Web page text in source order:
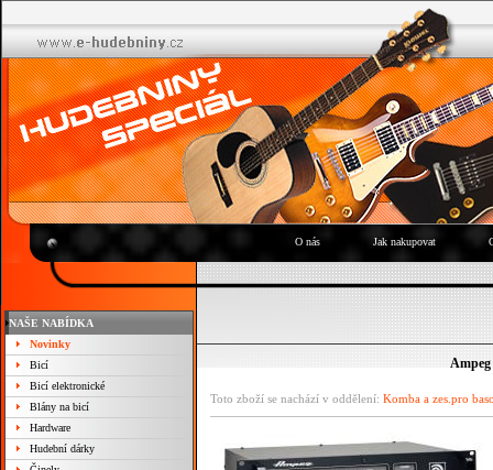
O nás Jak nakupovat
NAŠE NABÍDKA
Novinky
Bicí
Bicí elektronické
Blány na bicí
Hardware
Hudební dárky
Ampeg
Toto zboží se nachází v oddělení: Komba a zes.pro